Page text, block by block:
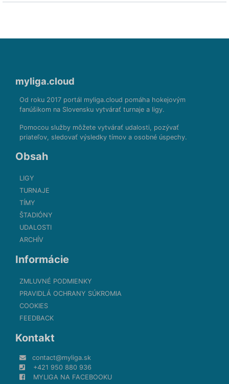
myliga.cloud
Od roku 2017 portál myliga.cloud pomáha hokejovým
fanúšikom na Slovensku vytvárať turnaje a ligy.
Pomocou služby môžete vytvárať udalosti, pozývať
priateľov, sledovať výsledky tímov a osobné úspechy.
Obsah
LIGY
TURNAJE
TÍMY
ŠTADIÓNY
UDALOSTI
ARCHÍV
Informácie
ZMLUVNÉ PODMIENKY
PRAVIDLÁ OCHRANY SÚKROMIA
COOKIES
FEEDBACK
Kontakt
contact@myliga.sk
+421 950 880 936
MYLIGA NA FACEBOOKU